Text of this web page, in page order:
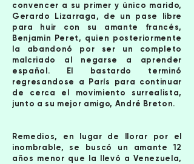
convencer a su primer y único marido,
Gerardo Lizarraga, de un pase libre
para huir con su amante francés,
Benjamin Peret, quien posteriormente
la abandonó por ser un completo
malcriado al negarse a aprender
español. El bastardo terminó
regresandose a París para continuar
de cerca el movimiento surrealista,
junto a su mejor amigo, André Breton.
Remedios, en lugar de llorar por el
inombrable, se buscó un amante 12
años menor que la llevó a Venezuela,